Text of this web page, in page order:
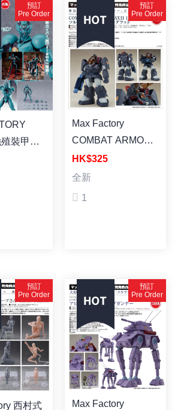
預訂
Pre Order
裝甲
卡巴I 終
品 (再
預訂
Pre Order
Max Factory
COMBAT ARMORS
MAX11 1/72: Soltic
HT128 Big Foot 組
HK$325
全新
1
預訂
Pre Order
式
預訂
Pre Order
Max Factory